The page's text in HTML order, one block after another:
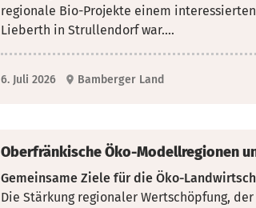
regionale Bio-Projekte einem
Lieberth in Strullendorf war....
6. Juli 2026 Bamberger Land
Oberfränkische Öko-Modellregionen
Gemeinsame Ziele für die Öko-
Die Stärkung regionaler Wertschöpfung,